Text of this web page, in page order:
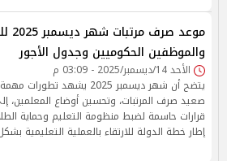
والموظفين الحكوميين وجدول الأجور
الأحد 14/ديسمبر/2025 - 03:09 م
يتضح أن شهر ديسمبر 2025 يشهد
صعيد صرف المرتبات، وتحسين أوضاع المعلمين،
قرارات حاسمة لضبط منظومة التعليم وحماية
إطار خطة الدولة للارتقاء بالعملية التعليمية